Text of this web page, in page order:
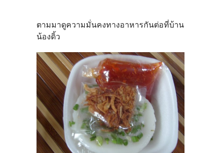
ตามมาดูความมั่นคงทางอาหารกันต่อที่บ้าน
น้องดิ้ว